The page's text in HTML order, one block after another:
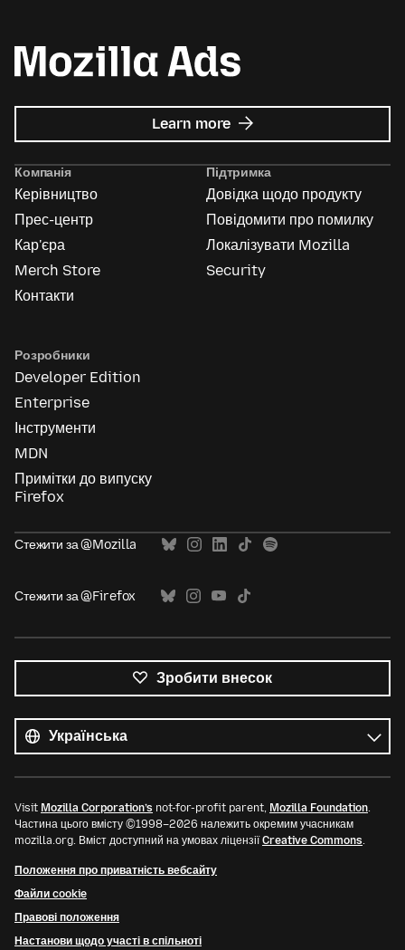
Learn more about
Mozilla
Компанія
Керівництво
Прес-центр
Кар'єра
Merch Store
Контакти
Підтримка
Довідка щодо продукту
Повідомити про помилку
Локалізувати Mozilla
Security
Розробники
Developer Edition
Enterprise
Інструменти
MDN
Примітки до випуску
Firefox
Стежити за @Mozilla
Стежити за @Firefox
Зробити внесок
мови
Мова
Visit Mozilla Corporation’s not-for-profit parent, Mozilla Foundation
Частина цього вмісту ©1998–2026 належить окремим учасникам
mozilla.org. Вміст доступний на умовах ліцензіїCreative Commons
Положення про приватність вебсайту
Файли cookie
Правові положення
Настанови щодо участі в спільноті